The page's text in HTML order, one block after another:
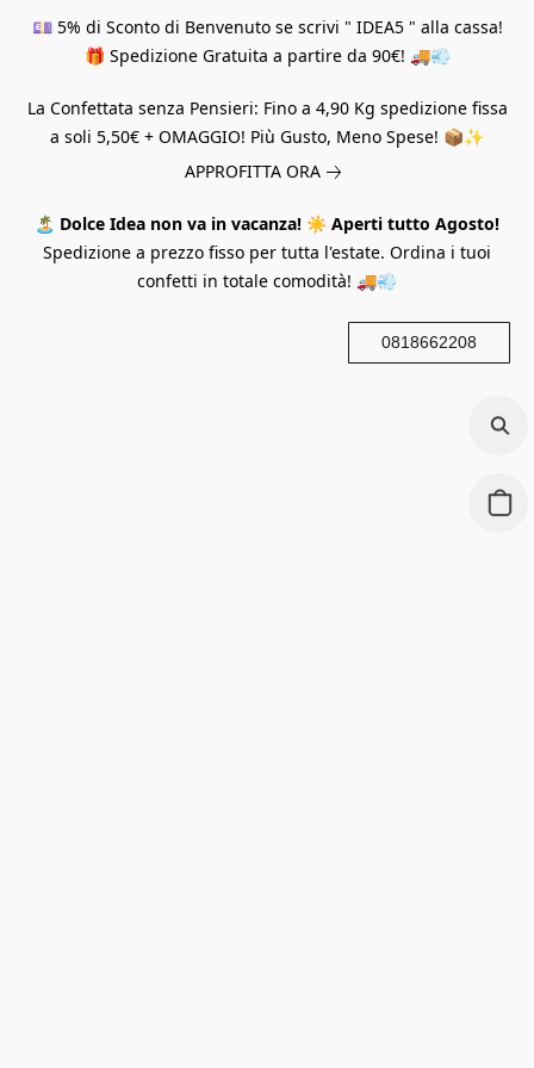
💷 5% di Sconto di Benvenuto se scrivi " IDEA5 " alla cassa!
🎁 Spedizione Gratuita a partire da 90€! 🚚💨
La Confettata senza Pensieri: Fino a 4,90 Kg spedizione fissa
a soli 5,50€ + OMAGGIO! Più Gusto, Meno Spese! 📦✨
APPROFITTA ORA
🏝️ Dolce Idea non va in vacanza! ☀️ Aperti tutto Agosto!
Spedizione a prezzo fisso per tutta l'estate. Ordina i tuoi
confetti in totale comodità! 🚚💨
0818662208